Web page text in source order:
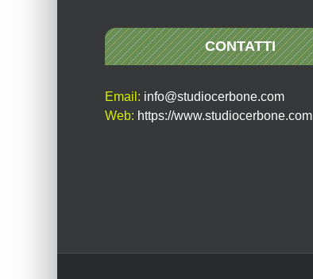
CONTATTI
Email: info@studiocerbone.com
Web: https://www.studiocerbone.com